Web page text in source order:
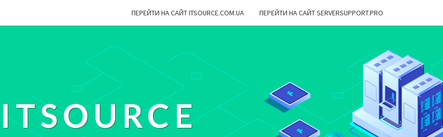
ПЕРЕЙТИ НА САЙТ ITSOURCE.COM.UA ПЕРЕЙТИ НА САЙТ SERVERSUPPORT.PRO
ITSOURCE